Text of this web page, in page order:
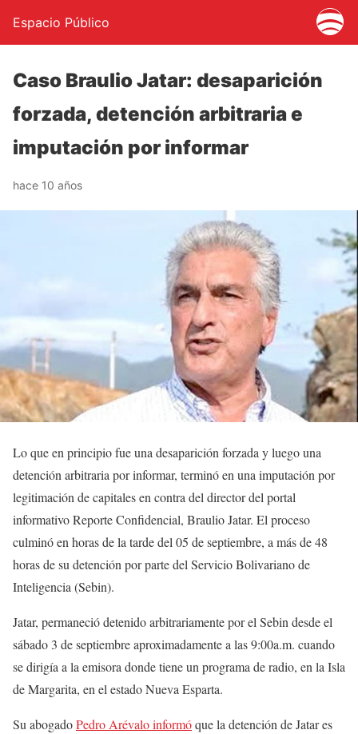
Espacio Público
Caso Braulio Jatar: desaparición
forzada, detención arbitraria e
imputación por informar
hace 10 años
Lo que en principio fue una desaparición forzada y luego una
detención arbitraria por informar, terminó en una imputación por
legitimación de capitales en contra del director del portal
informativo Reporte Confidencial, Braulio Jatar. El proceso
culminó en horas de la tarde del 05 de septiembre, a más de 48
horas de su detención por parte del Servicio Bolivariano de
Inteligencia (Sebin).
Jatar, permaneció detenido arbitrariamente por el Sebin desde el
sábado 3 de septiembre aproximadamente a las 9:00a.m. cuando
se dirigía a la emisora donde tiene un programa de radio, en la Isla
de Margarita, en el estado Nueva Esparta.
Su abogadoPedro Arévalo informóque la detención de Jatar es